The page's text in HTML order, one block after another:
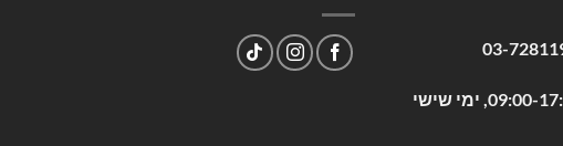
03-
שעות פעילות: א-ה 09:00-17:00, ימי שישי